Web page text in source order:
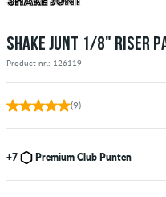
SHAKE JUNT 1/8" RISER
Product nr.: 126119
(9)
+7 Premium Club Punten